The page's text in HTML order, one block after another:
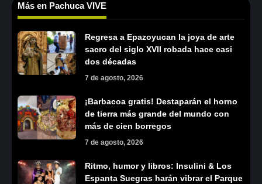
Más en Pachuca VIVE
Regresa a Epazoyucan la joya de arte
sacro del siglo XVII robada hace casi
dos décadas
7 de agosto, 2026
¡Barbacoa gratis! Destaparán el horno
de tierra más grande del mundo con
más de cien borregos
7 de agosto, 2026
Ritmo, humor y libros: Insulini & Los
Espanta Suegras harán vibrar el Parque